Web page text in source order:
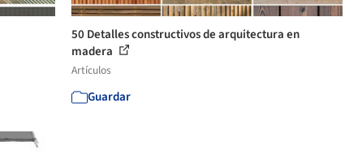
50 Detalles constructivos de arquitectura en
madera
Artículos
Guardar